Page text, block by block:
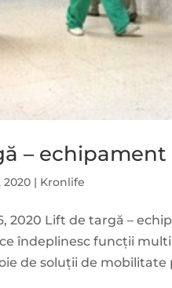
–
2020 | Kronlife
2020 Lift de targă –
îndeplinesc funcții
de soluții de mobilitate